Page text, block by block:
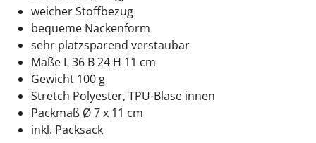
weicher Stoffbezug
bequeme Nackenform
sehr platzsparend verstaubar
Maße L 36 B 24 H 11 cm
Gewicht 100 g
Stretch Polyester, TPU-Blase innen
Packmaß Ø 7 x 11 cm
inkl. Packsack